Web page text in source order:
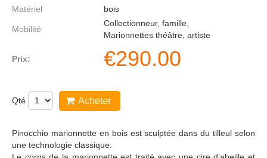
Matériel
bois
Mobilité
Collectionneur, famille,
Marionnettes théâtre, artiste
Prix: €290.00
Qté Acheter
Pinocchio marionnette en bois est sculptée dans du tilleul selon
une technologie classique.